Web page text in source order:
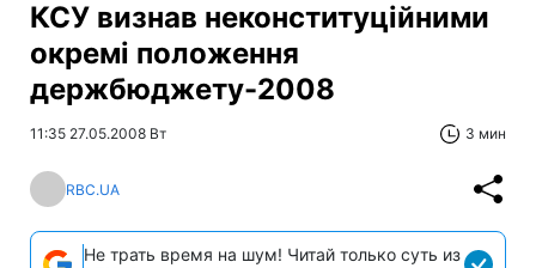
КСУ визнав неконституційними
окремі положення
держбюджету-2008
11:35 27.05.2008 Вт 3 мин
RBC.UA
Не трать время на шум! Читай только суть из